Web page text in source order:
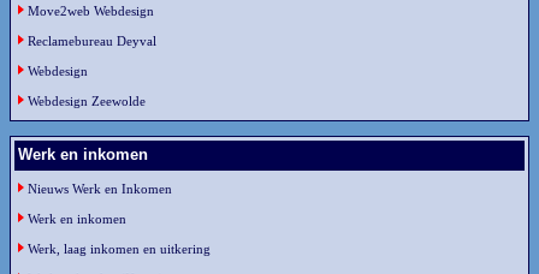
Move2web Webdesign
Reclamebureau Deyval
Webdesign
Webdesign Zeewolde
Werk en inkomen
Nieuws Werk en Inkomen
Werk en inkomen
Werk, laag inkomen en uitkering